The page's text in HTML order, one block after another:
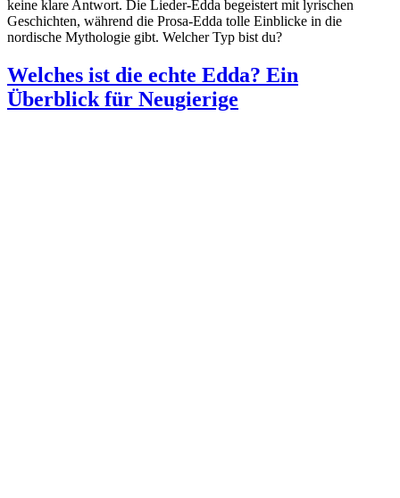
keine klare Antwort. Die Lieder-Edda begeistert mit lyrischen
Geschichten, während die Prosa-Edda tolle Einblicke in die
nordische Mythologie gibt. Welcher Typ bist du?
Welches ist die echte Edda? Ein
Überblick für Neugierige